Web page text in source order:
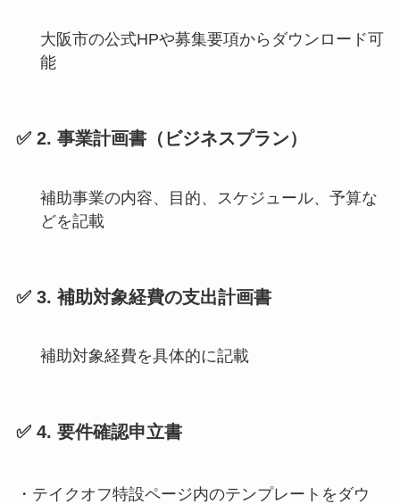
大阪市の公式HPや募集要項からダウンロード可
能
✅ 2. 事業計画書（ビジネスプラン）
補助事業の内容、目的、スケジュール、予算な
どを記載
✅ 3. 補助対象経費の支出計画書
補助対象経費を具体的に記載
✅ 4. 要件確認申立書
・テイクオフ特設ページ内のテンプレートをダウ